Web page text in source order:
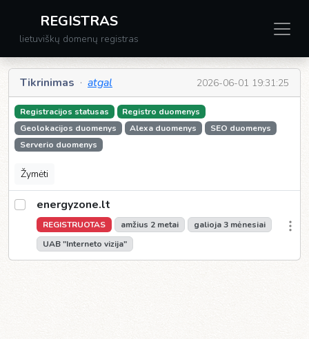
REGISTRAS
lietuviškų domenų registras
Tikrinimas · atgal 2026-06-01 19:31:25
Registracijos statusas
Registro duomenys
Geolokacijos duomenys
Alexa duomenys
SEO duomenys
Serverio duomenys
Žymėti
energyzone.lt
REGISTRUOTAS amžius 2 metai
galioja 3 mėnesiai
UAB "Interneto vizija"